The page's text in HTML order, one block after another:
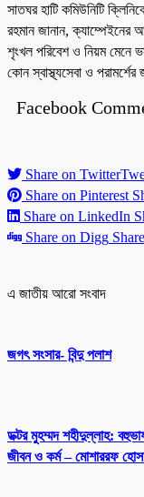
সাতঘর হাটি কমিউনিটি
রহমান জানান, ক্যাম্পেইনের
শৃংখল পরিবেশ ও নিয়ম মেনে
কোন স্বাস্থ্যসেবা ও
Facebook
Share on Twitter
Share on Pinterest
Share on LinkedIn
Share on Digg Share
এ জাতীয় আরো সংবাদ
জগৎ সংসার- বিন্দু পলাশ
ডক্টর মুহম্মদ শহীদুল্লাহ:
জীবন ও কর্ম – মোশাররফ